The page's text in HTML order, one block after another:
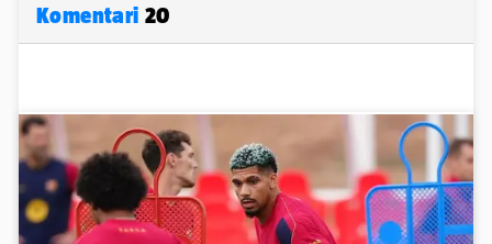
Komentari 20